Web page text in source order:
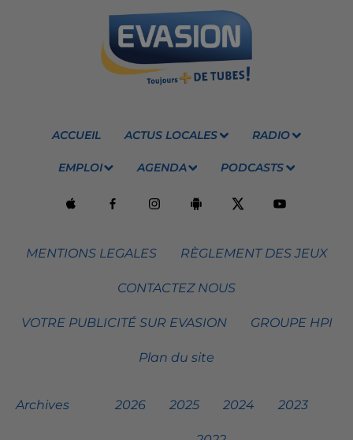
ACCUEIL ACTUS LOCALES RADIO
EMPLOI AGENDA PODCASTS
MENTIONS LEGALES RÈGLEMENT DES JEUX
CONTACTEZ NOUS
VOTRE PUBLICITÉ SUR EVASION GROUPE HPI
Plan du site
Archives 2026 2025 2024 2023